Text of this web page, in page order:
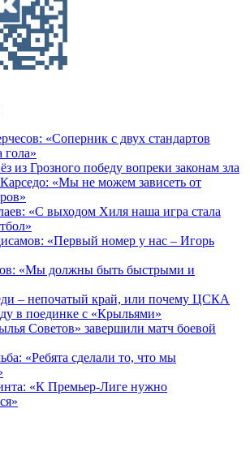
«Соперник с двух стандартов
гола»
из Грозного победу вопреки законам зла
«Мы не можем зависеть от
«С выходом Хиля наша игра стала
«Первый номер у нас – Игорь
«Мы должны быть быстрыми и
– непочатый край, или почему ЦСКА
в поединке с «Крыльями»
Советов» завершили матч боевой
«Ребята сделали то, что мы
«К Премьер-Лиге нужно